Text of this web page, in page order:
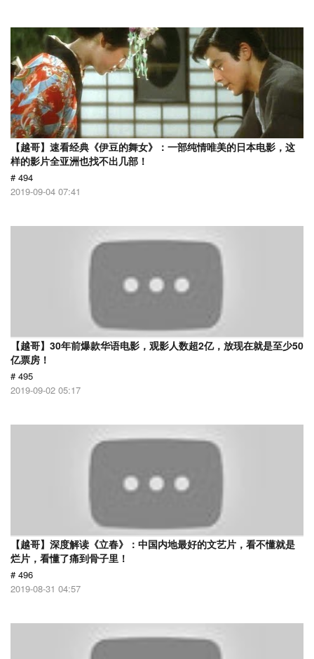
【越哥】速看经典《伊豆的舞女》：一部纯情唯美的日本电影，这
样的影片全亚洲也找不出几部！
# 494
2019-09-04 07:41
【越哥】30年前爆款华语电影，观影人数超2亿，放现在就是至少50
亿票房！
# 495
2019-09-02 05:17
【越哥】深度解读《立春》：中国内地最好的文艺片，看不懂就是
烂片，看懂了痛到骨子里！
# 496
2019-08-31 04:57